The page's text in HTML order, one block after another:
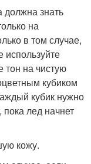
должна знать
на
в том случае,
используйте
тон на чистую
кубиком
кубик нужно
пока лед начнет
кожу.